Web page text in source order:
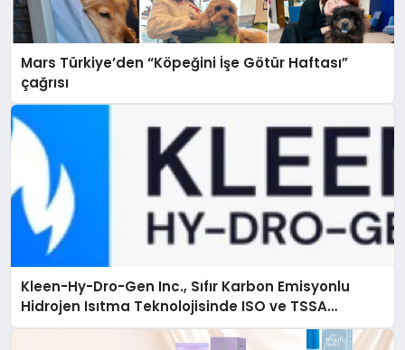
Mars Türkiye’den “Köpeğini İşe Götür Haftası”
çağrısı
Kleen-Hy-Dro-Gen Inc., Sıfır Karbon Emisyonlu
Hidrojen Isıtma Teknolojisinde ISO ve TSSA
Düzenleyici Onaylarını Aldı